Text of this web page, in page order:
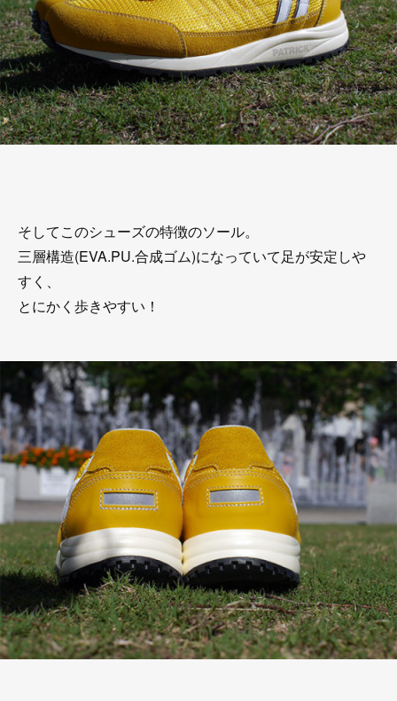
そしてこのシューズの特徴のソール。
三層構造(EVA.PU.合成ゴム)になっていて足が安定しや
すく、
とにかく歩きやすい！